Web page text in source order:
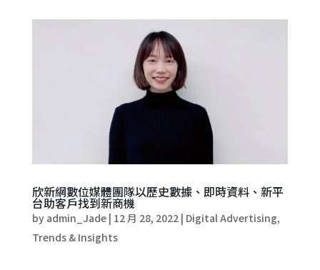
欣新網數位媒體團隊以歷史數據、即時資料、新平
台助客戶找到新商機
by admin_Jade| 12 月 28, 2022| Digital Advertising,
Trends & Insights